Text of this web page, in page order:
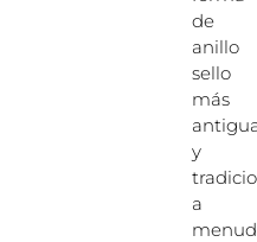
de
anillo
sello
más
y
a